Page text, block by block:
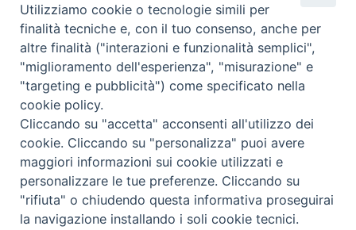
Comunicati Stampa
Il cordoglio dei Vescovi di Puglia per la morte di S.E.R. Mons. Agostino
Superbo
Nasce la Consulta Diocesana delle Aggregazioni Laicali di Castellaneta
Archivio comunicati stampa
Utilizziamo cookie o tecnologie simili per
finalità tecniche e, con il tuo consenso, anche per
altre finalità ("interazioni e funzionalità semplici",
"miglioramento dell'esperienza", "misurazione" e
"targeting e pubblicità") come specificato nella
cookie policy.
Cliccando su "accetta" acconsenti all'utilizzo dei
cookie. Cliccando su "personalizza" puoi avere
maggiori informazioni sui cookie utilizzati e
personalizzare le tue preferenze. Cliccando su
"rifiuta" o chiudendo questa informativa proseguirai
la navigazione installando i soli cookie tecnici.